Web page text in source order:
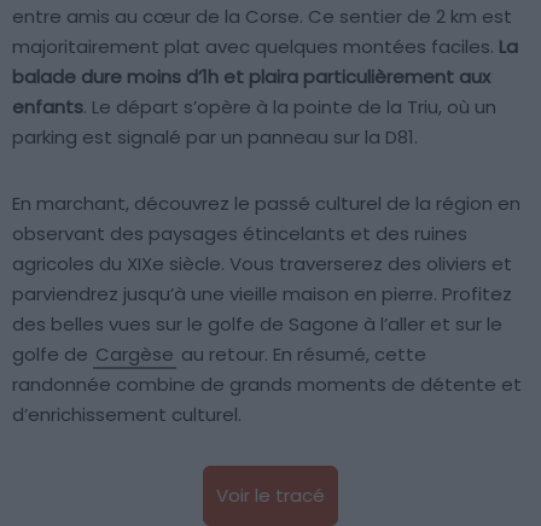
entre amis au cœur de la Corse. Ce sentier de 2 km est
majoritairement plat avec quelques montées faciles. La
balade dure moins d’1h et plaira particulièrement aux
enfants. Le départ s’opère à la pointe de la Triu, où un
parking est signalé par un panneau sur la D81.
En marchant, découvrez le passé culturel de la région en
observant des paysages étincelants et des ruines
agricoles du XIXe siècle. Vous traverserez des oliviers et
parviendrez jusqu’à une vieille maison en pierre. Profitez
des belles vues sur le golfe de Sagone à l’aller et sur le
golfe de Cargèse au retour. En résumé, cette
randonnée combine de grands moments de détente et
d’enrichissement culturel.
Voir le tracé